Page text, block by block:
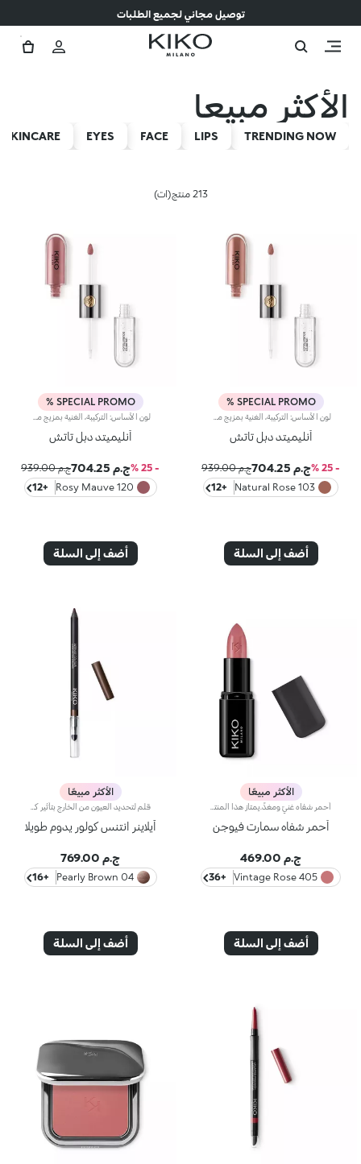
توصيل مجاني لجميع الطلبات
الأكثر مبيعا
TRENDING NOW
LIPS
FACE
EYES
SKINCARE
213 منتج(ات)
SPECIAL PROMO %
أنليميتد دبل تاتش
- 25 % ج.م 704.25
ج.م 939.00
103 Natural Rose
+12
أضف إلى السلة
SPECIAL PROMO %
أنليميتد دبل تاتش
- 25 % ج.م 704.25
ج.م 939.00
120 Rosy Mauve
+12
أضف إلى السلة
الأكثر مبيعًا
أحمر شفاه سمارت فيوجن
ج.م 469.00
405 Vintage Rose
+36
أضف إلى السلة
الأكثر مبيعًا
آيلاينر انتنس كولور يدوم طويلا
ج.م 769.00
04 Pearly Brown
+16
أضف إلى السلة